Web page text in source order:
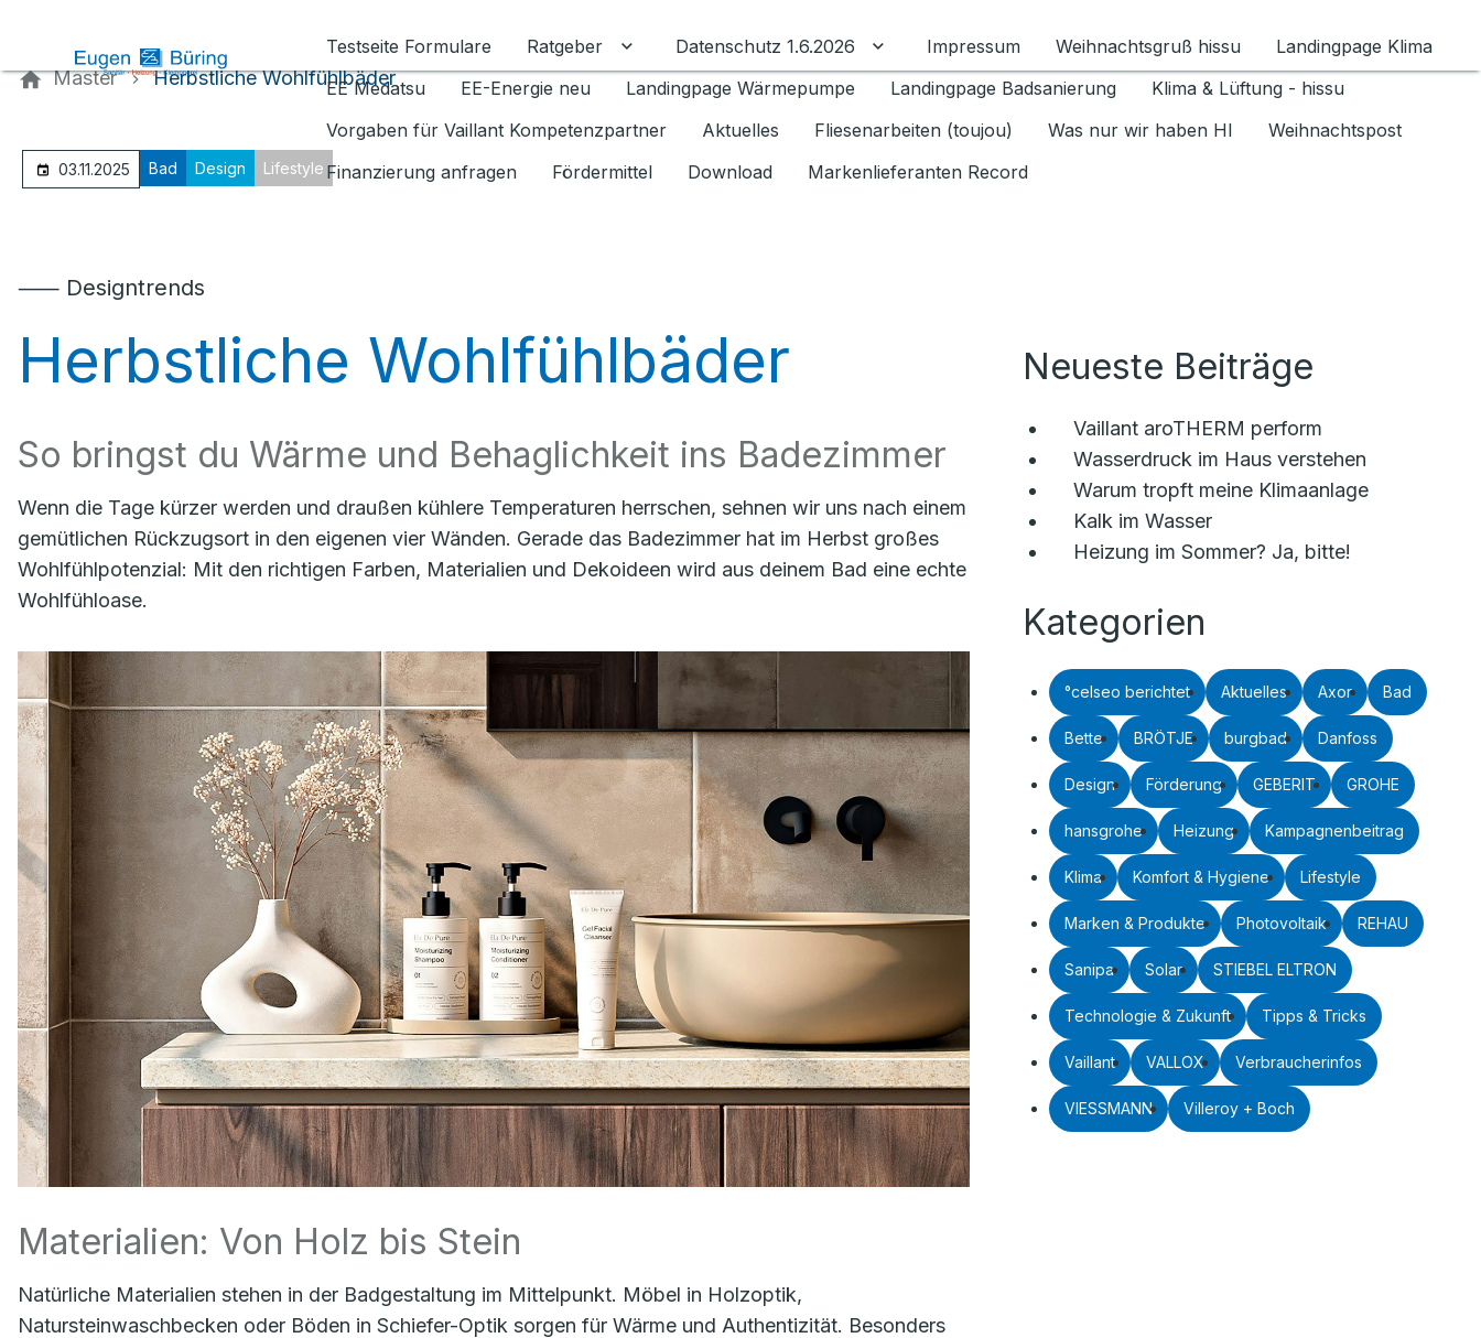
Testseite Formulare
Ratgeber Untermenü für Ratgeber umschalten
Datenschutz 1.6.2026 Untermenü für Datenschutz 1.6.2026 umschalten
Impressum Weihnachtsgruß hissu
Landingpage Klima
EE Medatsu
EE-Energie neu Landingpage Wärmepumpe Landingpage Badsanierung
Klima & Lüftung - hissu
Vorgaben für Vaillant Kompetenzpartner
Aktuelles Fliesenarbeiten (toujou) Was nur wir haben HI
Weihnachtspost
Finanzierung anfragen
Fördermittel Download Markenlieferanten Record
Master Herbstliche Wohlfühlbäder
03.11.2025 Bad Design Lifestyle
⸺ Designtrends
Herbstliche Wohlfühlbäder
So bringst du Wärme und Behaglichkeit ins Badezimmer
Wenn die Tage kürzer werden und draußen kühlere Temperaturen herrschen, sehnen wir uns nach einem
gemütlichen Rückzugsort in den eigenen vier Wänden. Gerade das Badezimmer hat im Herbst großes
Wohlfühlpotenzial: Mit den richtigen Farben, Materialien und Dekoideen wird aus deinem Bad eine echte
Wohlfühloase.
Materialien: Von Holz bis Stein
Natürliche Materialien stehen in der Badgestaltung im Mittelpunkt. Möbel in Holzoptik,
Natursteinwaschbecken oder Böden in Schiefer-Optik sorgen für Wärme und Authentizität. Besonders
Neueste Beiträge
Vaillant aroTHERM perform
Wasserdruck im Haus verstehen
Warum tropft meine Klimaanlage
Kalk im Wasser
Heizung im Sommer? Ja, bitte!
Kategorien
°celseo berichtet Aktuelles Axor Bad
Bette BRÖTJE burgbad Danfoss
Design Förderung GEBERIT GROHE
hansgrohe Heizung Kampagnenbeitrag
Klima Komfort & Hygiene Lifestyle
Marken & Produkte Photovoltaik REHAU
Sanipa Solar STIEBEL ELTRON
Technologie & Zukunft Tipps & Tricks
Vaillant VALLOX Verbraucherinfos
VIESSMANN Villeroy + Boch